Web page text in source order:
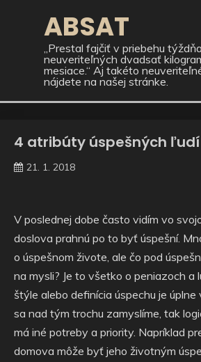
ABSAT
„Prestal fajčiť v priebehu
neuveriteľných dvadsať
mesiace.“ Aj takéto
nájdete na našej stránke.
4 atribúty úspešných ľudí
21. 1. 2018
V poslednej dobe často vidím vo
doslova prahnú po to byť úspešní.
o úspešnom živote, ale čo pod
na mysli? Je to všetko o peniazoch a
štýle alebo definícia úspechu je úplne
sa nad tým trochu zamyslíme, tak
má iné potreby a priority. Napríklad
domova môže byť jeho životným